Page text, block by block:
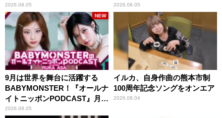
紹介
2026.08.05 2026.08.05
9月は世界を舞台に活躍する
BABYMONSTER！『オールナ
イトニッポンPODCAST』月替
わりパーソナリティ
2026.08.05
NEW
イルカ、自身作曲の熊本市制
100周年記念ソングをオンエア
2026.08.04